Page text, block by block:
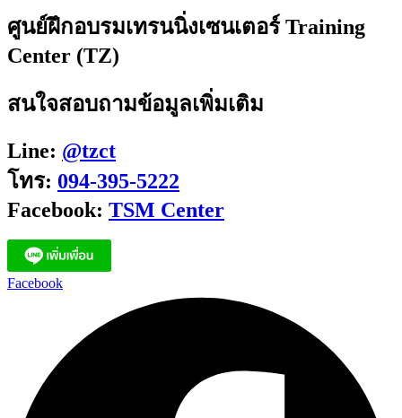
ศูนย์ฝึกอบรมเทรนนิ่งเซนเตอร์ Training
Center (TZ)
สนใจสอบถามข้อมูลเพิ่มเติม
Line: @tzct
โทร: 094-395-5222
Facebook: TSM Center
Facebook